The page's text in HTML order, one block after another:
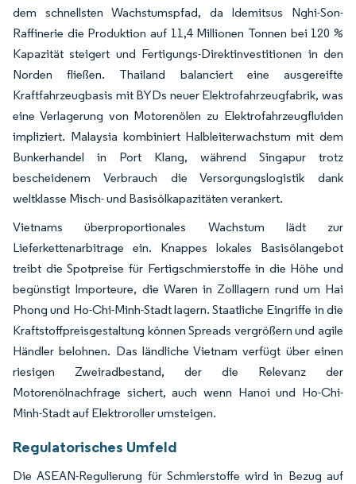
dem schnellsten Wachstumspfad, da Idemitsus Nghi-Son-
Raffinerie die Produktion auf 11,4 Millionen Tonnen bei 120 %
Kapazität steigert und Fertigungs-Direktinvestitionen in den
Norden fließen. Thailand balanciert eine ausgereifte
Kraftfahrzeugbasis mit BYDs neuer Elektrofahrzeugfabrik, was
eine Verlagerung von Motorenölen zu Elektrofahrzeugfluiden
impliziert. Malaysia kombiniert Halbleiterwachstum mit dem
Bunkerhandel in Port Klang, während Singapur trotz
bescheidenem Verbrauch die Versorgungslogistik dank
weltklasse Misch- und Basisölkapazitäten verankert.
Vietnams überproportionales Wachstum lädt zur
Lieferkettenarbitrage ein. Knappes lokales Basisölangebot
treibt die Spotpreise für Fertigschmierstoffe in die Höhe und
begünstigt Importeure, die Waren in Zolllagern rund um Hai
Phong und Ho-Chi-Minh-Stadt lagern. Staatliche Eingriffe in die
Kraftstoffpreisgestaltung können Spreads vergrößern und agile
Händler belohnen. Das ländliche Vietnam verfügt über einen
riesigen Zweiradbestand, der die Relevanz der
Motorenölnachfrage sichert, auch wenn Hanoi und Ho-Chi-
Minh-Stadt auf Elektroroller umsteigen.
Regulatorisches Umfeld
Die ASEAN-Regulierung für Schmierstoffe wird in Bezug auf